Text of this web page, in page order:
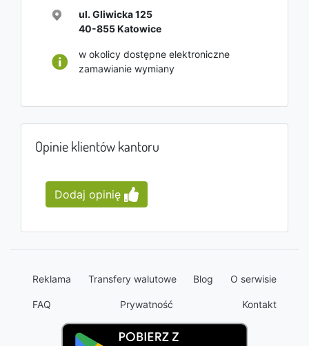
ul. Gliwicka 125
40-855Katowice
w okolicy dostępne elektroniczne
zamawianie wymiany
Opinie klientów kantoru
Dodaj opinię
Reklama Transfery walutowe Blog O serwisie
FAQ Prywatność Kontakt